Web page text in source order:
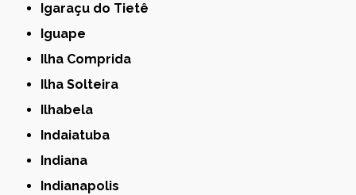
Igaraçu do Tietê
Iguape
Ilha Comprida
Ilha Solteira
Ilhabela
Indaiatuba
Indiana
Indianapolis